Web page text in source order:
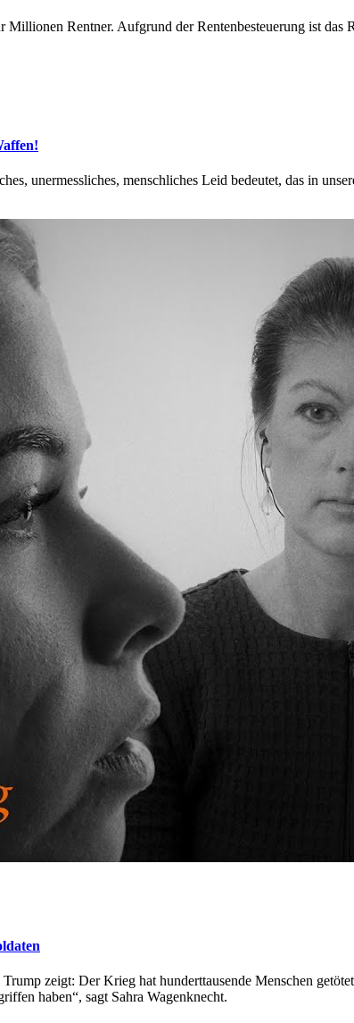
Rentner. Aufgrund der Rentenbesteuerung ist das
unermessliches, menschliches Leid bedeutet, das in
zeigt: Der Krieg hat hunderttausende Menschen
haben“, sagt Sahra Wagenknecht.